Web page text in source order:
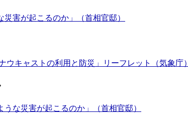
災害が起こるのか」（首相官邸）
ウキャストの利用と防災」リーフレット（気象庁）
うな災害が起こるのか」（首相官邸）